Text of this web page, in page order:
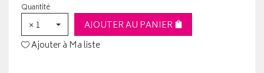
Quantité
× 1
AJOUTER AU PANIER
Ajouter à Ma liste